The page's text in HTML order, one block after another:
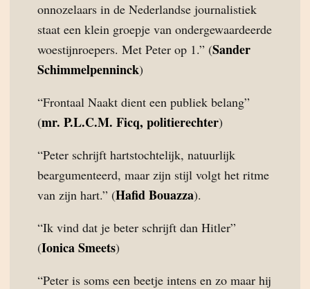
onnozelaars in de Nederlandse journalistiek
staat een klein groepje van ondergewaardeerde
woestijnroepers. Met Peter op 1.” (Sander
Schimmelpenninck)
“Frontaal Naakt dient een publiek belang”
(mr. P.L.C.M. Ficq, politierechter)
“Peter schrijft hartstochtelijk, natuurlijk
beargumenteerd, maar zijn stijl volgt het ritme
van zijn hart.” (Hafid Bouazza).
“Ik vind dat je beter schrijft dan Hitler”
(Ionica Smeets)
“Peter is soms een beetje intens en zo maar hij